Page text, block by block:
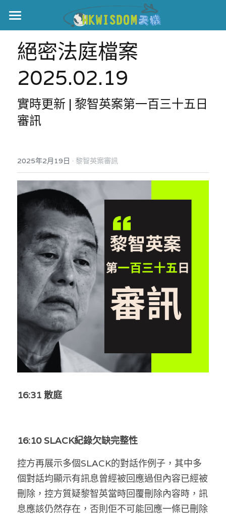
主頁
世界盃
伊美戰爭
黎智英案
正本清源•黎智英案
宏福火災
宏福苑聽證會
宏福火災正視聽
記錄．宏福苑火災
中國
國際
反華推手你要知
反華推手懶人包
民主派騙案十式
反華推手起底
美西霸凌內幕
美西極權主義
真相直擊
KOL 專欄
林淑芳專欄
屈穎妍專欄
朱庭萱專欄
莫綺琪專欄
黃萬成專欄
高松傑專欄
林伯強專欄
馮煒光專欄
趙處機專欄
絕密法庭檔案
醫院口岸爆炸案
屠龍小隊案
黎智英案審訊
支聯會案
生活
吃喝玩指南
休閒好介紹
親子
關於我們
人才招聘
投稿熱線
支持讚助
條款及細則
關於我們
搜索
繁體中文
English
絕密法庭檔案
2025.02.19
實時更新 | 黎智英案第一百三十五日
審訊
2025年2月19日 · 黎智英案審訊
16:31 散庭
16:10 SLACK紀錄欠缺完整性
控方再展示多個SLACK的對話作例子，其中多
個對話均顯示有訊息曾經被回應過但內容已經被
刪除，控方質疑黎智英當時回覆刪除內容時，訊
息應該仍然存在，否則佢不可能回應一條已刪除